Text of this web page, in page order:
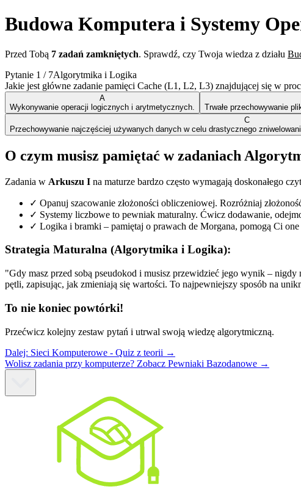
Budowa Komputera i Systemy
Przed Tobą 7 zadań zamkniętych. Sprawdź, czy Twoja wiedza z działu
Pytanie 1 / 7Algorytmika i Logika
Jakie jest główne zadanie pamięci Cache (L1, L2, L3) znajdującej się w
A
Wykonywanie operacji logicznych i arytmetycznych.
Trwałe przechowywanie
C
Przechowywanie najczęściej używanych danych w celu drastycznego
O czym musisz pamiętać w zadaniach
Zadania w Arkuszu I na maturze bardzo często wymagają doskonałego
✓ Opanuj szacowanie złożoności obliczeniowej. Rozróżniaj
✓ Systemy liczbowe to pewniak maturalny. Ćwicz dodawanie,
✓ Logika i bramki – pamiętaj o prawach de Morgana, pomogą Ci
Strategia Maturalna (Algorytmika i Logika):
"Gdy masz przed sobą pseudokod i musisz przewidzieć jego wynik –
pętli, zapisując, jak zmieniają się wartości. To najpewniejszy sposób na
To nie koniec powtórki!
Przećwicz kolejny zestaw pytań i utrwal swoją wiedzę algorytmiczną.
Dalej: Sieci Komputerowe - Quiz z teorii →
Wolisz zadania przy komputerze? Zobacz Pewniaki Bazodanowe →